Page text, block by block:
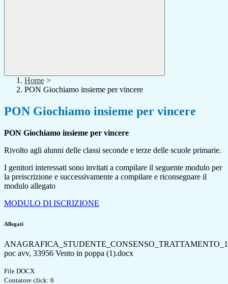
Home >
PON Giochiamo insieme per vincere
PON Giochiamo insieme per vincere
PON Giochiamo insieme per vincere
Rivolto agli alunni delle classi seconde e terze delle scuole primarie.
I genitori interessati sono invitati a compilare il seguente modulo per
la preiscrizione e successivamente a compilare e riconsegnare il
modulo allegato
MODULO DI ISCRIZIONE
Allegati
poc avv, 33956 Vento in poppa (1).docx
File DOCX
Contatore click: 6